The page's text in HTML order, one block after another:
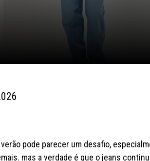
pode parecer um desafio,
mas a verdade é que o jeans